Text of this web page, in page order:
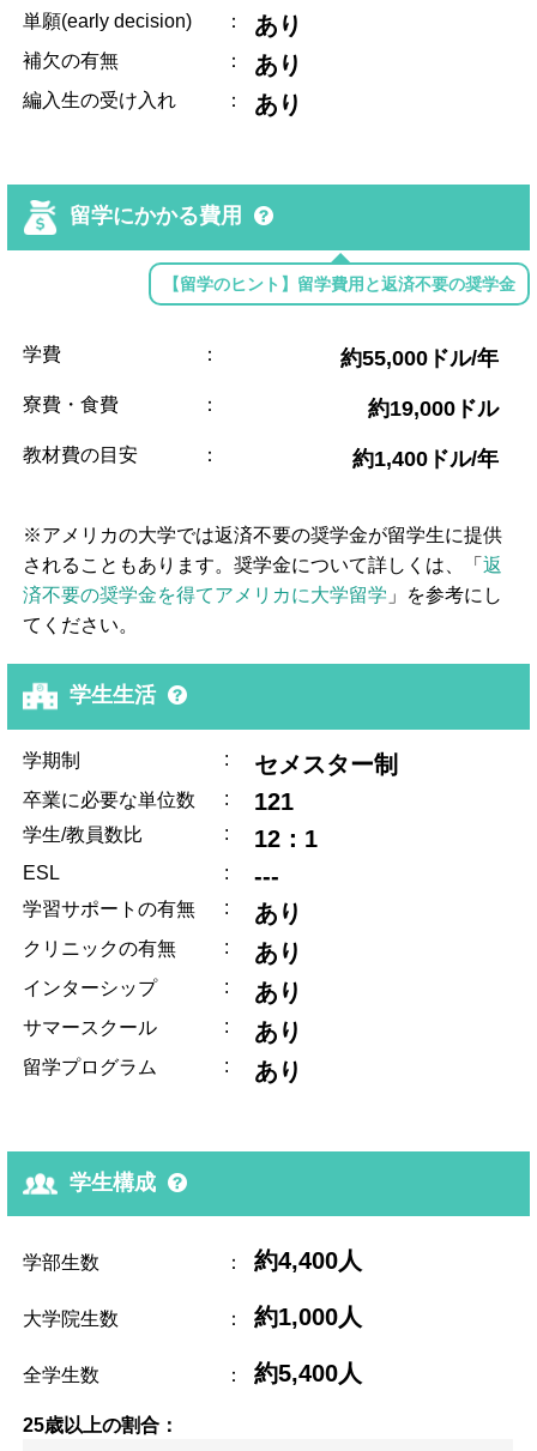
単願(early decision) ： あり
補欠の有無 ： あり
編入生の受け入れ ： あり
留学にかかる費用
【留学のヒント】留学費用と返済不要の奨学金
学費 ： 約55,000ドル/年
寮費・食費 ： 約19,000ドル
教材費の目安 ： 約1,400ドル/年
※アメリカの大学では返済不要の奨学金が留学生に提供
されることもあります。奨学金について詳しくは、「返
済不要の奨学金を得てアメリカに大学留学 」を参考にし
てください。
学生生活
学期制 : セメスター制
卒業に必要な単位数 : 121
学生/教員数比 : 12：1
ESL : ---
学習サポートの有無 : あり
クリニックの有無 : あり
インターシップ : あり
サマースクール : あり
留学プログラム : あり
学生構成
学部生数 ： 約4,400人
大学院生数 ： 約1,000人
全学生数 ： 約5,400人
25歳以上の割合：